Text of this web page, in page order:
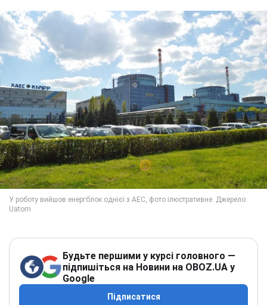
Будьте першими у курсі головного —
підпишіться на Новини на OBOZ.UA у
Google
Підписатися